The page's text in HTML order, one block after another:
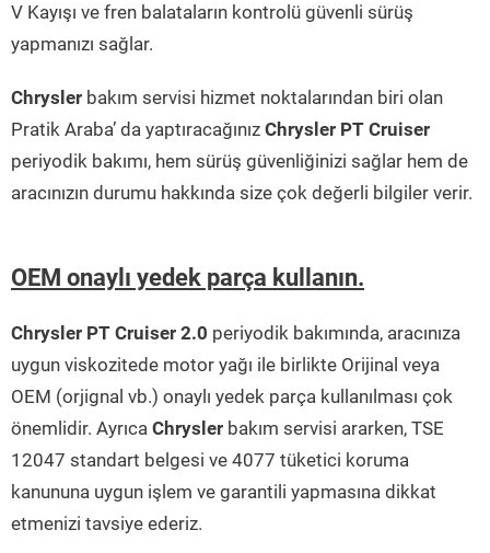
V Kayışı ve fren balataların kontrolü güvenli sürüş
yapmanızı sağlar.
Chrysler bakım servisi hizmet noktalarından biri olan
Pratik Araba’ da yaptıracağınız Chrysler PT Cruiser
periyodik bakımı, hem sürüş güvenliğinizi sağlar hem de
aracınızın durumu hakkında size çok değerli bilgiler verir.
OEM onaylı yedek parça kullanın.
Chrysler PT Cruiser 2.0 periyodik bakımında, aracınıza
uygun viskozitede motor yağı ile birlikte Orijinal veya
OEM (orjignal vb.) onaylı yedek parça kullanılması çok
önemlidir. Ayrıca Chrysler bakım servisi ararken, TSE
12047 standart belgesi ve 4077 tüketici koruma
kanununa uygun işlem ve garantili yapmasına dikkat
etmenizi tavsiye ederiz.